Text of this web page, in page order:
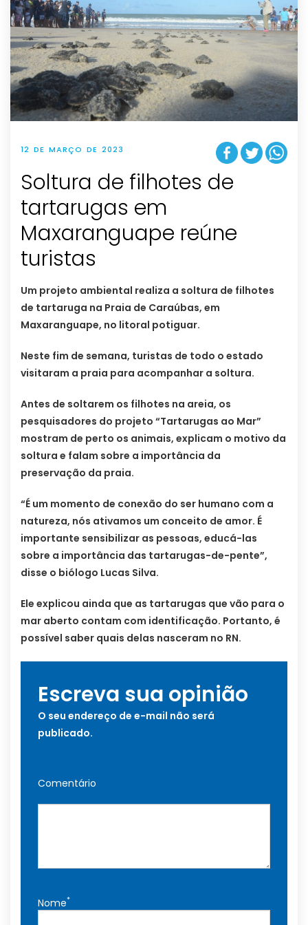
12 DE MARÇO DE 2023
Soltura de filhotes de
tartarugas em
Maxaranguape reúne
turistas
Um projeto ambiental realiza a soltura de filhotes
de tartaruga na Praia de Caraúbas, em
Maxaranguape, no litoral potiguar.
Neste fim de semana, turistas de todo o estado
visitaram a praia para acompanhar a soltura.
Antes de soltarem os filhotes na areia, os
pesquisadores do projeto “Tartarugas ao Mar”
mostram de perto os animais, explicam o motivo da
soltura e falam sobre a importância da
preservação da praia.
“É um momento de conexão do ser humano com a
natureza, nós ativamos um conceito de amor. É
importante sensibilizar as pessoas, educá-las
sobre a importância das tartarugas-de-pente”,
disse o biólogo Lucas Silva.
Ele explicou ainda que as tartarugas que vão para o
mar aberto contam com identificação. Portanto, é
possível saber quais delas nasceram no RN.
Escreva sua opinião
O seu endereço de e-mail não será
publicado.
Comentário
Nome*